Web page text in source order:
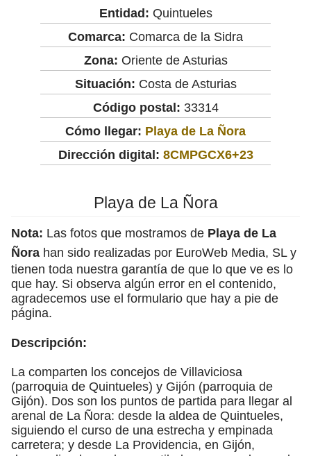
Entidad: Quintueles
Comarca: Comarca de la Sidra
Zona: Oriente de Asturias
Situación: Costa de Asturias
Código postal: 33314
Cómo llegar: Playa de La Ñora
Dirección digital: 8CMPGCX6+23
Playa de La Ñora
Nota: Las fotos que mostramos de Playa de La
Ñora han sido realizadas por EuroWeb Media, SL y
tienen toda nuestra garantía de que lo que ve es lo
que hay. Si observa algún error en el contenido,
agradecemos use el formulario que hay a pie de
página.
Descripción:
La comparten los concejos de Villaviciosa
(parroquia de Quintueles) y Gijón (parroquia de
Gijón). Dos son los puntos de partida para llegar al
arenal de La Ñora: desde la aldea de Quintueles,
siguiendo el curso de una estrecha y empinada
carretera; y desde La Providencia, en Gijón,